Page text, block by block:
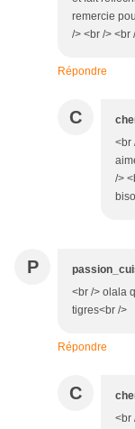
remercie
/> <br /> <br
Répondre
C
<br
/>
P
<br /> olala
tigres<br />
Répondre
C
<br